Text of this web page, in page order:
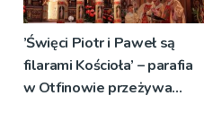
’Święci Piotr i Paweł są
filarami Kościoła’ – parafia
w Otfinowie przeżywa